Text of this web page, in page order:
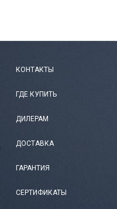
КОНТАКТЫ
ГДЕ КУПИТЬ
ДИЛЕРАМ
ДОСТАВКА
ГАРАНТИЯ
СЕРТИФИКАТЫ